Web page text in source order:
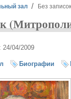
зал Без
24/04/2009
Биографии